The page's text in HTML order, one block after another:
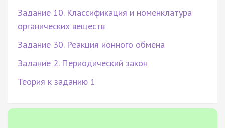
Задание 10. Классификация и номенклатура
органических веществ
Задание 30. Реакция ионного обмена
Задание 2. Периодический закон
Теория к заданию 1